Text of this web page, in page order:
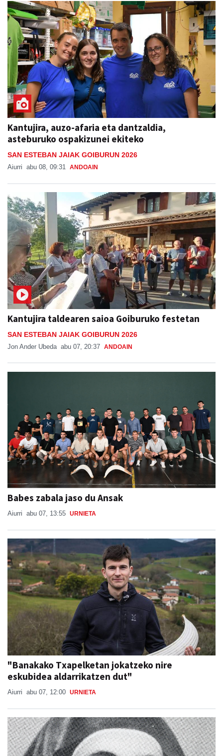
Kantujira, auzo-afaria eta dantzaldia,
asteburuko ospakizunei ekiteko
SAN ESTEBAN JAIAK GOIBURUN 2026
Aiurri abu 08, 09:31 ANDOAIN
Kantujira taldearen saioa Goiburuko festetan
SAN ESTEBAN JAIAK GOIBURUN 2026
Jon Ander Ubeda abu 07, 20:37 ANDOAIN
Babes zabala jaso du Ansak
Aiurri abu 07, 13:55 URNIETA
"Banakako Txapelketan jokatzeko nire
eskubidea aldarrikatzen dut"
Aiurri abu 07, 12:00 URNIETA